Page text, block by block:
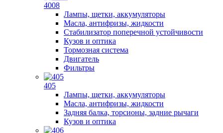
4008
Лампы, щетки, аккумуляторы
Масла, антифризы, жидкости
Стабилизатор поперечной устойчивости
Кузов и оптика
Тормозная система
Двигатель
Фильтры
405
Лампы, щетки, аккумуляторы
Масла, антифризы, жидкости
Задняя балка, торсионы, задние рычаги
Кузов и оптика